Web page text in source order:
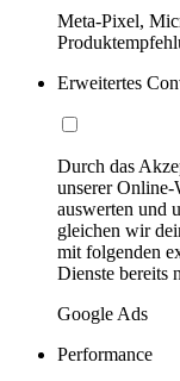
Meta-Pixel,
Erweitertes
Durch das
unserer Online-
auswerten und
gleichen wir
mit folgenden
Dienste bereits
Google Ads
Performance